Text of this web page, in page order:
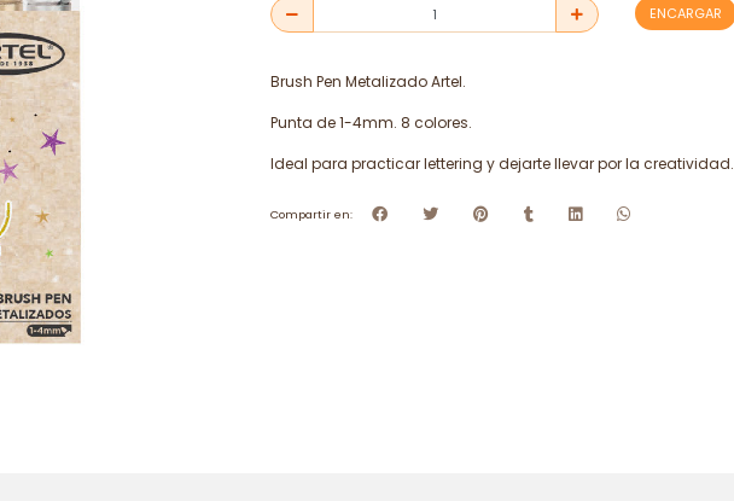
ENCARGAR
Brush Pen Metalizado Artel.
Punta de 1-4mm. 8 colores.
Ideal para practicar lettering y dejarte llevar por la creatividad.
Compartir en: